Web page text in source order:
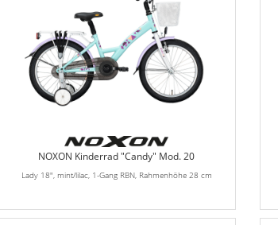
NOXON Kinderrad "Candy" Mod. 20
Lady 18", mint/lilac, 1-Gang RBN, Rahmenhöhe 28 cm